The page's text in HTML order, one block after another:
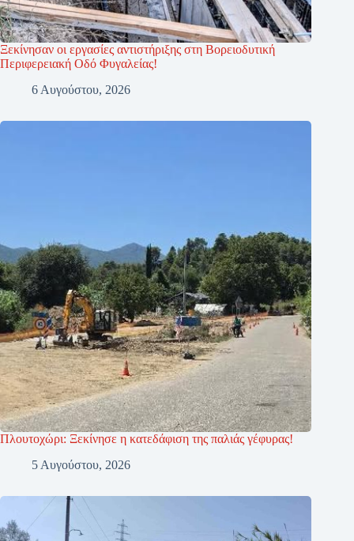
Ξεκίνησαν οι εργασίες αντιστήριξης στη Βορειοδυτική
Περιφερειακή Οδό Φυγαλείας!
6 Αυγούστου, 2026
Πλουτοχώρι: Ξεκίνησε η κατεδάφιση της παλιάς γέφυρας!
5 Αυγούστου, 2026